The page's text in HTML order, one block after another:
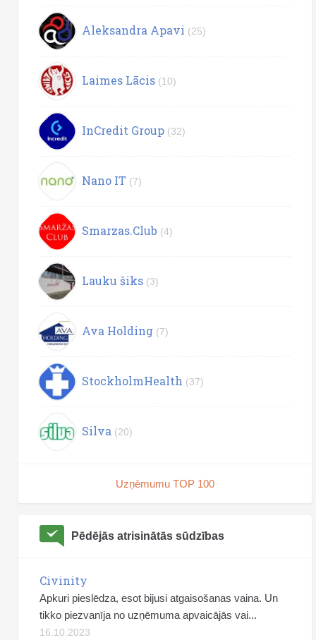
Aleksandra Apavi (25)
Laimes Lācis (10)
InCredit Group (32)
Nano IT (7)
Smarzas.Club (4)
Lauku šiks (3)
Ava Holding (7)
StockholmHealth (37)
Silva (20)
Uzņēmumu TOP 100
Pēdējās atrisinātās sūdzības
Civinity
Apkuri pieslēdza, esot bijusi atgaisošanas vaina. Un
tikko piezvanīja no uzņēmuma apvaicājās vai...
16.10.2023